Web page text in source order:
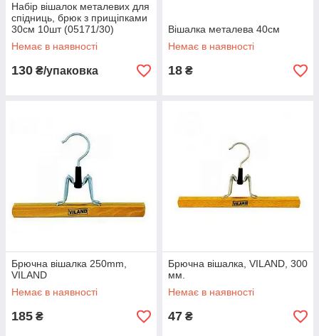
Набір вішалок металевих для
спідниць, брюк з прищіпками
30см 10шт (05171/30)
Немає в наявності
130 ₴/упаковка
Вішалка металева 40см
Немає в наявності
18 ₴
Брючна вішалка 250mm,
VILAND
Немає в наявності
185 ₴
Брючна вішалка, VILAND, 300
мм.
Немає в наявності
47 ₴